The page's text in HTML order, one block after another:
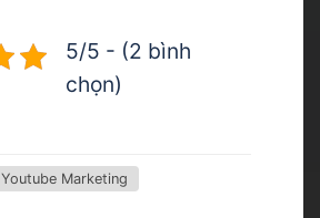
5/5 - (2 bình
chọn)
Youtube Marketing